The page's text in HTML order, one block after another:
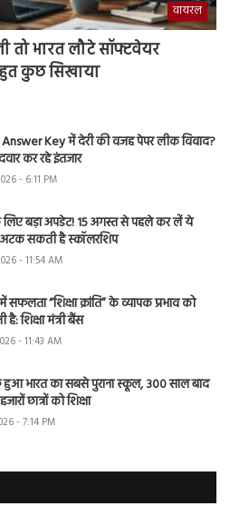
वायरल
तो भारत लौटे सॉफ्टवेयर
कुछ सिखाया
Key में देरी की वजह पेपर लीक विवाद?
कर रहे इंतजार
- 6:11 PM
लिए बड़ा अपडेट! 15 अगस्त से पहले कर लें ये
अटक सकती है स्कॉलरशिप
- 11:54 AM
में सफलता “शिक्षा क्रांति” के व्यापक प्रभाव को
है: शिक्षा मंत्री बैंस
- 11:43 AM
हुआ भारत का सबसे पुराना स्कूल, 300 साल बाद
छात्रों को शिक्षा
- 7:14 PM